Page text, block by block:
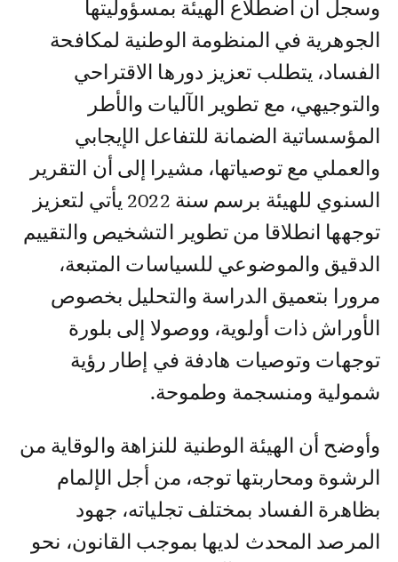
وسجل أن اضطلاع الهيئة بمسؤوليتها
الجوهرية في المنظومة الوطنية لمكافحة
الفساد، يتطلب تعزيز دورها الاقتراحي
والتوجيهي، مع تطوير الآليات والأطر
المؤسساتية الضمانة للتفاعل الإيجابي
والعملي مع توصياتها، مشيرا إلى أن التقرير
السنوي للهيئة برسم سنة 2022 يأتي لتعزيز
توجهها انطلاقا من تطوير التشخيص والتقييم
الدقيق والموضوعي للسياسات المتبعة،
مرورا بتعميق الدراسة والتحليل بخصوص
الأوراش ذات أولوية، ووصولا إلى بلورة
توجهات وتوصيات هادفة في إطار رؤية
شمولية ومنسجمة وطموحة.
وأوضح أن الهيئة الوطنية للنزاهة والوقاية من
الرشوة ومحاربتها توجه، من أجل الإلمام
بظاهرة الفساد بمختلف تجلياته، جهود
المرصد المحدث لديها بموجب القانون، نحو